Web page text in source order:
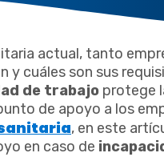
actual, tanto
y cuáles son sus
de trabajo protege
de apoyo a los
, en este
en caso de